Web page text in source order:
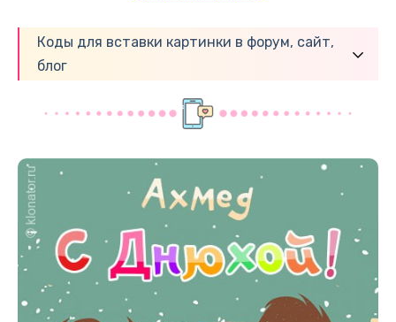
Коды для вставки картинки в форум, сайт,
блог